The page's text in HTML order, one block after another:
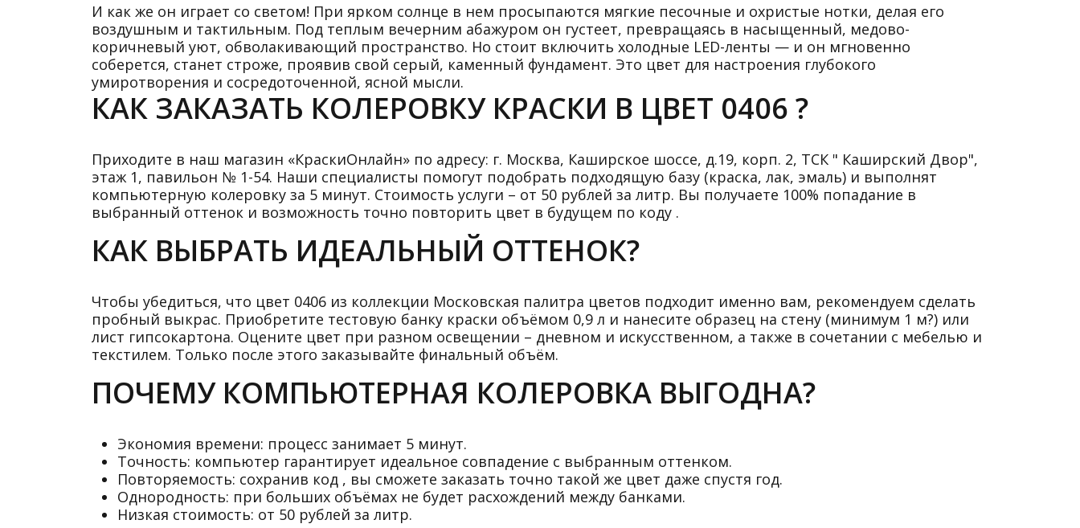
И как же он играет со светом! При ярком солнце в нем просыпаются мягкие песочные и охристые нотки, делая его
воздушным и тактильным. Под теплым вечерним абажуром он густеет, превращаясь в насыщенный, медово-
коричневый уют, обволакивающий пространство. Но стоит включить холодные LED-ленты — и он мгновенно
соберется, станет строже, проявив свой серый, каменный фундамент. Это цвет для настроения глубокого
умиротворения и сосредоточенной, ясной мысли.
КАК ЗАКАЗАТЬ КОЛЕРОВКУ КРАСКИ В ЦВЕТ 0406 ?
Приходите в наш магазин «КраскиОнлайн» по адресу: г. Москва, Каширское шоссе, д.19, корп. 2, ТСК " Каширский Двор",
этаж 1, павильон № 1-54. Наши специалисты помогут подобрать подходящую базу (краска, лак, эмаль) и выполнят
компьютерную колеровку за 5 минут. Стоимость услуги – от 50 рублей за литр. Вы получаете 100% попадание в
выбранный оттенок и возможность точно повторить цвет в будущем по коду .
КАК ВЫБРАТЬ ИДЕАЛЬНЫЙ ОТТЕНОК?
Чтобы убедиться, что цвет 0406 из коллекции Московская палитра цветов подходит именно вам, рекомендуем сделать
пробный выкрас. Приобретите тестовую банку краски объёмом 0,9 л и нанесите образец на стену (минимум 1 м?) или
лист гипсокартона. Оцените цвет при разном освещении – дневном и искусственном, а также в сочетании с мебелью и
текстилем. Только после этого заказывайте финальный объём.
ПОЧЕМУ КОМПЬЮТЕРНАЯ КОЛЕРОВКА ВЫГОДНА?
Экономия времени: процесс занимает 5 минут.
Точность: компьютер гарантирует идеальное совпадение с выбранным оттенком.
Повторяемость: сохранив код , вы сможете заказать точно такой же цвет даже спустя год.
Однородность: при больших объёмах не будет расхождений между банками.
Низкая стоимость: от 50 рублей за литр.